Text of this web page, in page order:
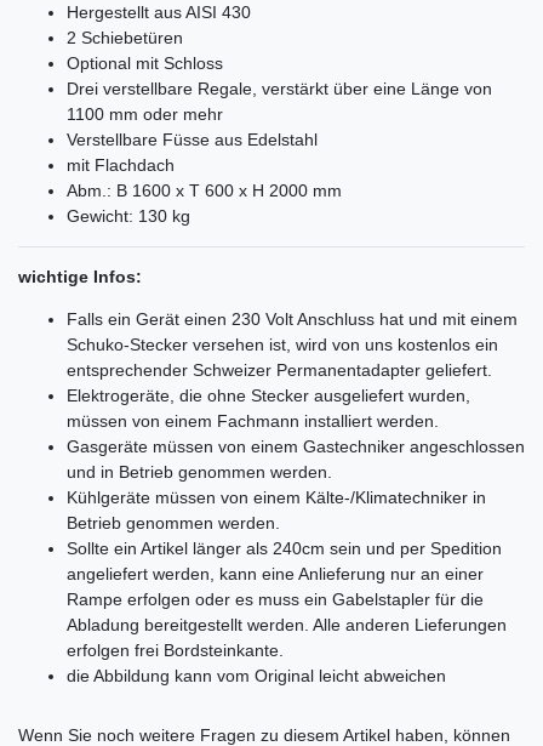
Hergestellt aus AISI 430
2 Schiebetüren
Optional mit Schloss
Drei verstellbare Regale, verstärkt über eine Länge von
1100 mm oder mehr
Verstellbare Füsse aus Edelstahl
mit Flachdach
Abm.: B 1600 x T 600 x H 2000 mm
Gewicht: 130 kg
wichtige Infos:
Falls ein Gerät einen 230 Volt Anschluss hat und mit einem
Schuko-Stecker versehen ist, wird von uns kostenlos ein
entsprechender Schweizer Permanentadapter geliefert.
Elektrogeräte, die ohne Stecker ausgeliefert wurden,
müssen von einem Fachmann installiert werden.
Gasgeräte müssen von einem Gastechniker angeschlossen
und in Betrieb genommen werden.
Kühlgeräte müssen von einem Kälte-/Klimatechniker in
Betrieb genommen werden.
Sollte ein Artikel länger als 240cm sein und per Spedition
angeliefert werden, kann eine Anlieferung nur an einer
Rampe erfolgen oder es muss ein Gabelstapler für die
Abladung bereitgestellt werden. Alle anderen Lieferungen
erfolgen frei Bordsteinkante.
die Abbildung kann vom Original leicht abweichen
Wenn Sie noch weitere Fragen zu diesem Artikel haben, können